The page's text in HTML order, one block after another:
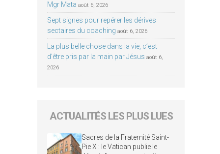
Mgr Mata août 6, 2026
Sept signes pour repérer les dérives
sectaires du coaching août 6, 2026
La plus belle chose dans la vie, c’est
d’être pris par la main par Jésus août 6,
2026
ACTUALITÉS LES PLUS LUES
Sacres de la Fraternité Saint-
Pie X : le Vatican publie le